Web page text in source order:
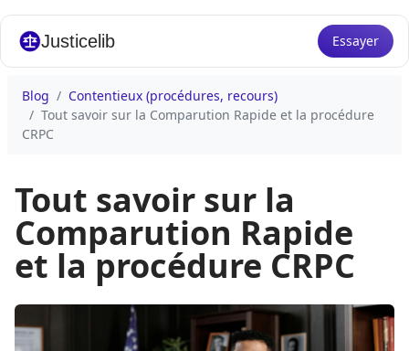
Justicelib Essayer
Blog
Contentieux (procédures, recours)
Tout savoir sur la Comparution Rapide et la procédure
CRPC
Tout savoir sur la
Comparution Rapide
et la procédure CRPC